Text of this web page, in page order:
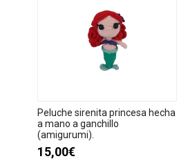
Peluche sirenita princesa hecha
a mano a ganchillo
(amigurumi).
15,00€